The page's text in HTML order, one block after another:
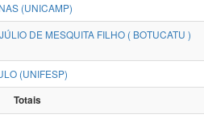
(UNICAMP)
DE MESQUITA FILHO ( BOTUCATU )
(UNIFESP)
Totais